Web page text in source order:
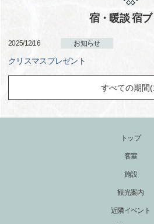
宿・暖談 宿
2025/12/16 お知らせ
クリスマスプレゼント
トップ
客室
施設
観光案内
近隣イベント